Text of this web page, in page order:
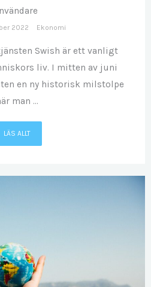
2022 Ekonomi
Swish är ett vanligt
liv. I mitten av juni
en ny historisk milstolpe
man ...
LÄS ALLT